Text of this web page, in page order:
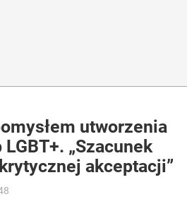
utworzenia
„Szacunek
akceptacji”